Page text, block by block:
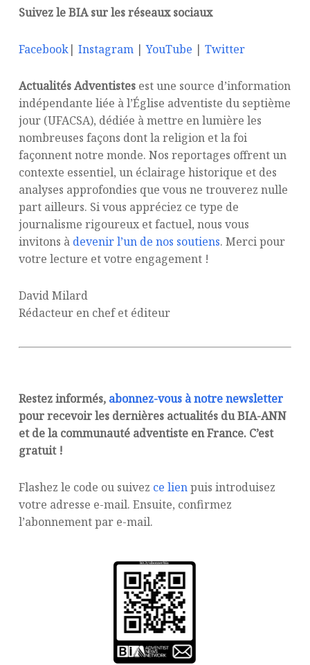
Suivez le BIA sur les réseaux sociaux
Facebook| Instagram|YouTube | Twitter
Actualités Adventistesest une source d’information
indépendante liée à l’Église adventiste du septième
jour (UFACSA), dédiée à mettre en lumière les
nombreuses façons dont la religion et la foi
façonnent notre monde. Nos reportages offrent un
contexte essentiel, un éclairage historique et des
analyses approfondies que vous ne trouverez nulle
part ailleurs. Si vous appréciez ce type de
journalisme rigoureux et factuel, nous vous
invitons à devenir l’un de nos soutiens. Merci pour
votre lecture et votre engagement !
David Milard
Rédacteur en chef et éditeur
Restez informés, abonnez-vous à notre newsletter
pour recevoir les dernières actualités du BIA-ANN
et de la communauté adventiste en France. C’est
gratuit !
Flashez le code ou suivez ce lienpuis introduisez
votre adresse e-mail. Ensuite, confirmez
l’abonnement par e-mail.